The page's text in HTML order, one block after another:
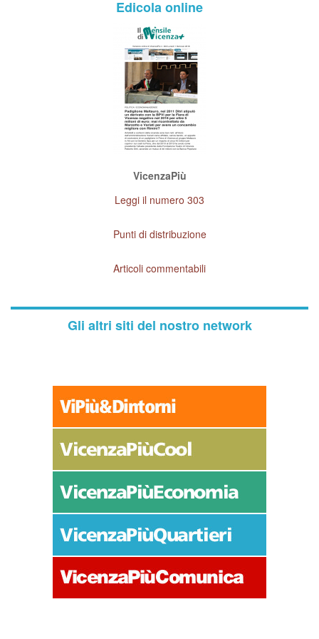
Edicola online
VicenzaPiù
Leggi il numero 303
Punti di distribuzione
Articoli commentabili
Gli altri siti del nostro network